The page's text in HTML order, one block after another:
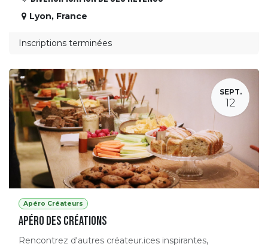
Lyon, France
Inscriptions terminées
SEPT.
12
Apéro Créateurs
APÉRO DES CRÉATIONS
Rencontrez d'autres créateur.ices inspirantes,